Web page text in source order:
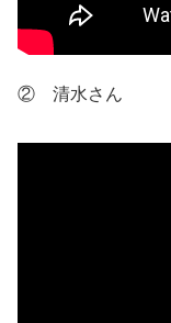
② 清水さん